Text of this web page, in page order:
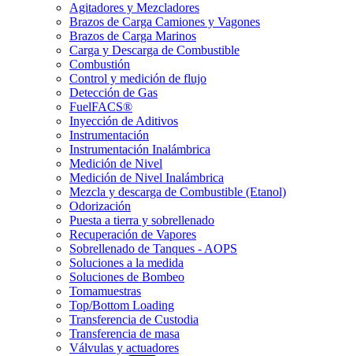
Agitadores y Mezcladores
Brazos de Carga Camiones y Vagones
Brazos de Carga Marinos
Carga y Descarga de Combustible
Combustión
Control y medición de flujo
Detección de Gas
FuelFACS®
Inyección de Aditivos
Instrumentación
Instrumentación Inalámbrica
Medición de Nivel
Medición de Nivel Inalámbrica
Mezcla y descarga de Combustible (Etanol)
Odorización
Puesta a tierra y sobrellenado
Recuperación de Vapores
Sobrellenado de Tanques - AOPS
Soluciones a la medida
Soluciones de Bombeo
Tomamuestras
Top/Bottom Loading
Transferencia de Custodia
Transferencia de masa
Válvulas y actuadores